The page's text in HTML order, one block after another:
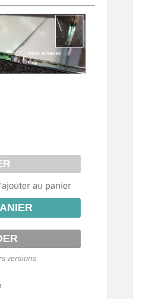
au panier
versions